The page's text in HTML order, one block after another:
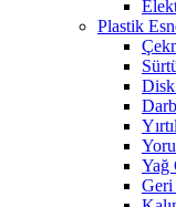
Plastik
Disk
Yağ
Geri